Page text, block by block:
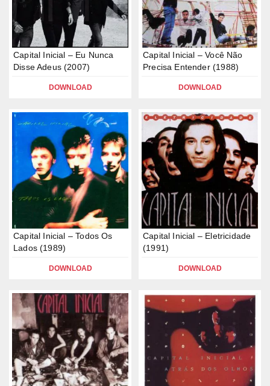
Capital Inicial – Eu Nunca
Disse Adeus (2007)
DOWNLOAD
Capital Inicial – Você Não
Precisa Entender (1988)
DOWNLOAD
Capital Inicial – Todos Os
Lados (1989)
DOWNLOAD
Capital Inicial – Eletricidade
(1991)
DOWNLOAD